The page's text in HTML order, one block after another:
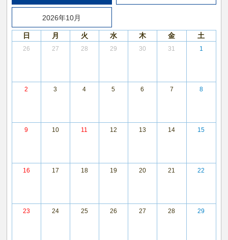
2026年10月
日 月 火 水 木 金 土
26 27 28 29 30 31 1
2 3 4 5 6 7 8
9 10 11 12 13 14 15
16 17 18 19 20 21 22
23 24 25 26 27 28 29